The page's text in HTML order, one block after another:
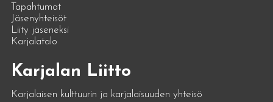
Tapahtumat
Jäsenyhteisöt
Liity jäseneksi
Karjalatalo
Karjalan Liitto
Karjalaisen kulttuurin ja karjalaisuuden yhteisö